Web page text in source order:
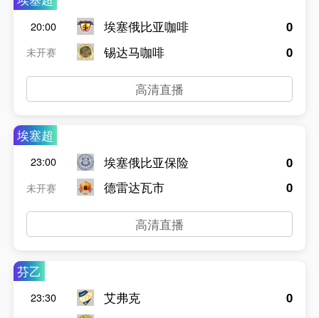
20:00
未开赛
埃塞俄比亚咖啡
锡达马咖啡
0
0
高清直播
埃塞超
23:00
未开赛
埃塞俄比亚保险
德雷达瓦市
0
0
高清直播
芬乙
23:30
艾弗克
0